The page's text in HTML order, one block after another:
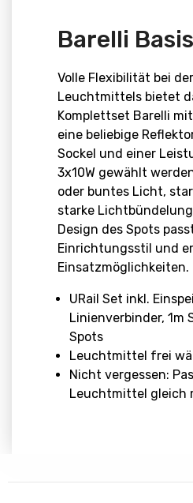
Barelli
Volle Flexibilität bei
Leuchtmittels bietet
Komplettset Barelli
eine beliebige
Sockel und einer
3x10W gewählt
oder buntes Licht,
starke
Design des Spots
Einrichtungsstil und
Einsatzmöglichkeiten.
URail Set inkl.
Linienverbinder, 1m
Spots
Leuchtmittel frei
Nicht vergessen:
Leuchtmittel gleich